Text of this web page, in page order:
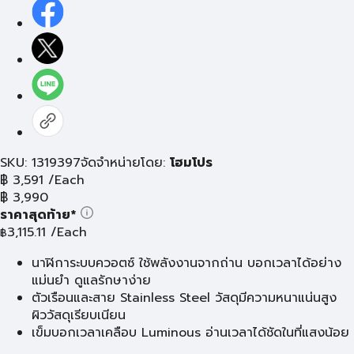
SKU: 1319397จัดจำหน่ายโดย: โฮมโปร
฿ 3,591 /Each
฿ 3,990
ราคาสุดท้าย*
฿3,115.11 /Each
นาฬิการะบบควอตซ์ ใช้พลังงานจากถ่าน บอกเวลาได้อย่าง
แม่นยำ ดูแลรักษาง่าย
ตัวเรือนและสาย Stainless Steel วัสดุมีความหนาแน่นสูง
ผิววัสดุเรียบเนียน
เข็มบอกเวลาเคลือบ Luminous อ่านเวลาได้ชัดในที่แสงน้อย